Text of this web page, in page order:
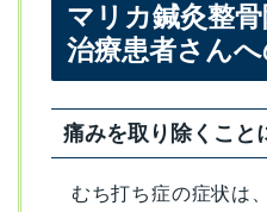
マリカ鍼灸整
治療患者さん
痛みを取り除くこと
むち打ち症の症状は